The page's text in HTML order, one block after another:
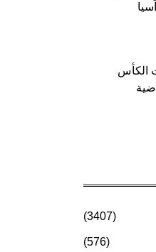
الكأس
(3407)
(576)